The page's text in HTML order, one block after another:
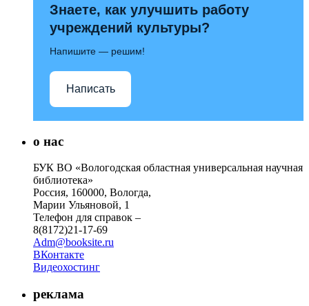
Знаете, как улучшить работу
учреждений культуры?
Напишите — решим!
Написать
о нас
БУК ВО «Вологодская областная универсальная научная
библиотека»
Россия, 160000, Вологда,
Марии Ульяновой, 1
Телефон для справок –
8(8172)21-17-69
Adm@booksite.ru
ВКонтакте
Видеохостинг
реклама